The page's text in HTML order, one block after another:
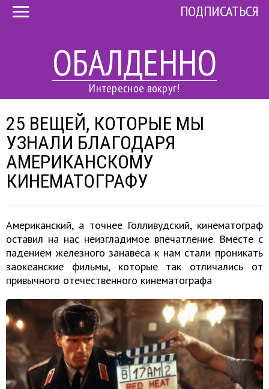
ОБАЛДЕННО
Интересное вокруг!
ПОДПИСАТЬСЯ
25 ВЕЩЕЙ, КОТОРЫЕ МЫ
УЗНАЛИ БЛАГОДАРЯ
АМЕРИКАНСКОМУ
КИНЕМАТОГРАФУ
Американский, а точнее Голливудский, кинематограф
оставил на нас неизгладимое впечатление. Вместе с
падением железного занавеса к нам стали проникать
заокеанские фильмы, которые так отличались от
привычного отечественного кинематографа